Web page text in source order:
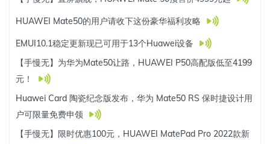
HUAWEI Mate50的用户请收下这份豪华福利攻略
EMUI10.1稳定更新现已可用于13个Huawei设备
【手慢无】为华为Mate50让路，HUAWEI P50高配版低至4199
元！
Huawei Card 陶瓷纪念版发布，华为 Mate50 RS 保时捷设计用
户可限量免费申领
【手慢无】限时优惠100元，HUAWEI MatePad Pro 2022款新